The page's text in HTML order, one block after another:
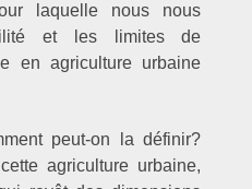
laquelle nous nous
et les limites de
en agriculture urbaine
peut-on la définir?
agriculture urbaine,